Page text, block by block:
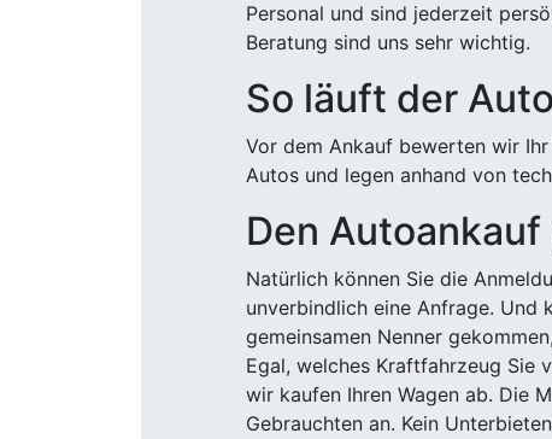
Personal und sind jederzeit
Beratung sind uns sehr wichtig.
So läuft der
Vor dem Ankauf bewerten wir
Autos und legen anhand von
Den
Natürlich können Sie die
unverbindlich eine Anfrage. Und
gemeinsamen Nenner
Egal, welches Kraftfahrzeug Sie
wir kaufen Ihren Wagen ab. Die
Gebrauchten an. Kein